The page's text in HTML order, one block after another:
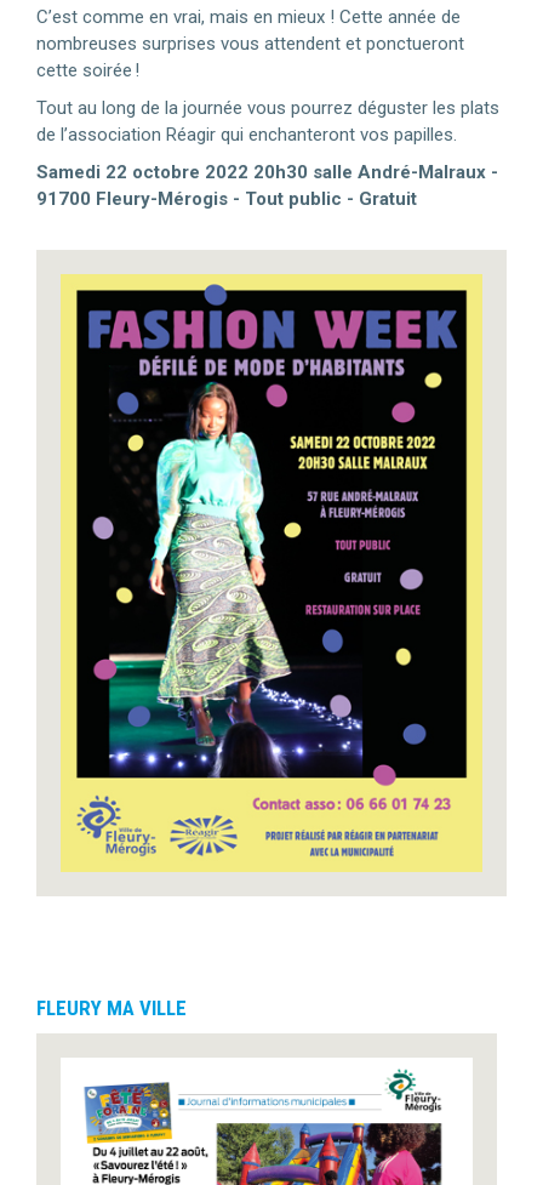
C’est comme en vrai, mais en mieux ! Cette année de
nombreuses surprises vous attendent et ponctueront
cette soirée !
Tout au long de la journée vous pourrez déguster les plats
de l’association Réagir qui enchanteront vos papilles.
Samedi 22 octobre 2022 20h30 salle André-Malraux -
91700 Fleury-Mérogis - Tout public - Gratuit
FLEURY MA VILLE